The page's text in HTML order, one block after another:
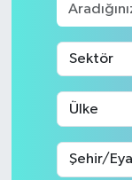
Haber